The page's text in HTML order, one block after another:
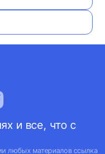
и все, что с
любых материалов ссылка